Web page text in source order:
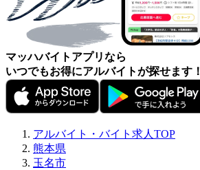
マッハバイトアプリなら
いつでもお得にアルバイトが探せます！
アルバイト・バイト求人TOP
熊本県
玉名市